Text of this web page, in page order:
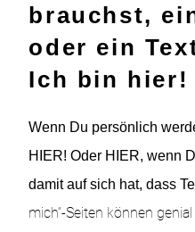
brauchst,
oder ein
Ich bin hier!
Wenn Du persönlich
HIER! Oder HIER, wenn
damit auf sich hat, dass
mich“-Seiten können